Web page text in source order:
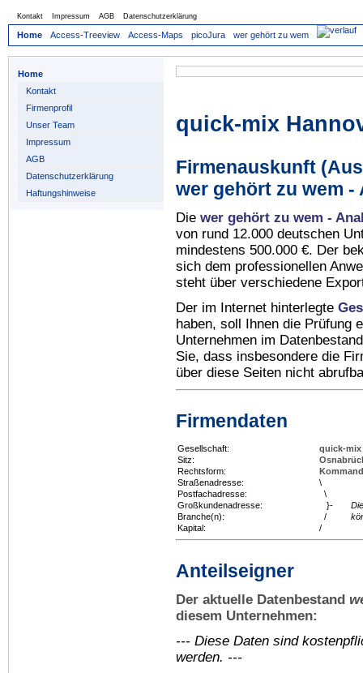
Kontakt Impressum AGB Datenschutzerklärung
Home Access-Treeview Access-Maps picoJura wer gehört zu wem
Home
Kontakt
Firmenprofil
Unser Team
Impressum
AGB
Datenschutzerklärung
Haftungshinweise
quick-mix
Firmenauskunft
wer gehört zu wem -
Die wer gehört zu wem -
von rund 12.000 deutschen
mindestens 500.000 €. Der
sich dem professionellen
steht über verschiedene
Der im Internet hinterlegte
haben, soll Ihnen die Prüfung
Unternehmen im
Sie, dass insbesondere die
über diese Seiten nicht
Firmendaten
Gesellschaft:
quick-mix
Sitz:
Rechtsform:
Straßenadresse:
\
Postfachadresse:
\
Großkundenadresse:
}-
Branche(n):
/
Kapital:
/
Anteilseigner
Der aktuelle Datenbestand
diesem Unternehmen:
--- Diese Daten sind
werden. ---